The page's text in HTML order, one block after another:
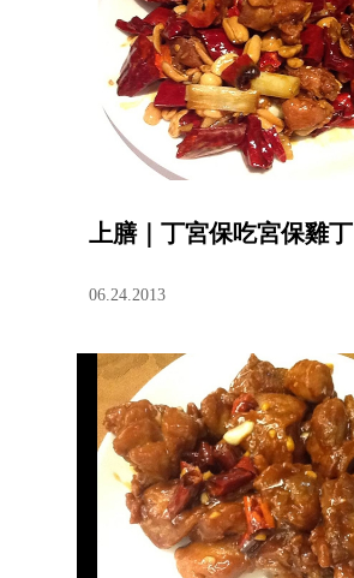
上膳｜丁宮保吃宮保雞丁
06.24.2013